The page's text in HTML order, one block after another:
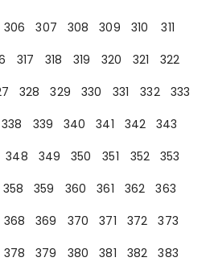
306 307 308 309 310
311
317 318 319 320 321
322
328 329 330 331 332
333
338 339 340 341 342
343
348 349 350 351 352
353
358 359 360 361 362
363
368 369 370 371 372
373
378 379 380 381 382
383